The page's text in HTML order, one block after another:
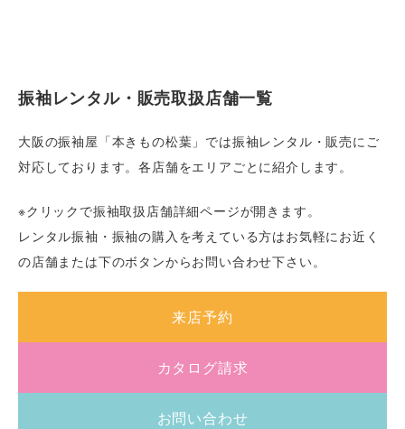
振袖レンタル・販売取扱店舗一覧
大阪の振袖屋「本きもの松葉」では振袖レンタル・販売にご
対応しております。各店舗をエリアごとに紹介します。
※クリックで振袖取扱店舗詳細ページが開きます。
レンタル振袖・振袖の購入を考えている方はお気軽にお近く
の店舗または下のボタンからお問い合わせ下さい。
来店予約
カタログ請求
お問い合わせ